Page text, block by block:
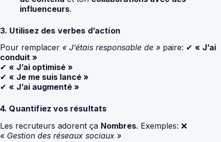
influenceurs.
3. Utilisez des verbes d’action
Pour remplacer « J’étais responsable de » paire: ✔ « J’ai
conduit »
✔ « J’ai optimisé »
✔ « Je me suis lancé »
✔ « J’ai augmenté »
4. Quantifiez vos résultats
Les recruteurs adorent ça Nombres. Exemples: ❌
« Gestion des réseaux sociaux »